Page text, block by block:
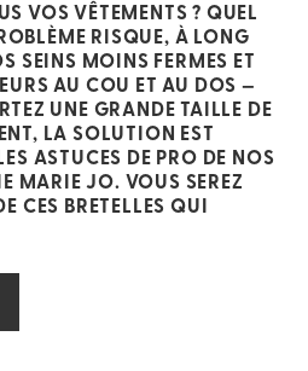
VOS VÊTEMENTS ? QUEL
RISQUE, À LONG
SEINS MOINS FERMES ET
AU COU ET AU DOS —
UNE GRANDE TAILLE DE
LA SOLUTION EST
ASTUCES DE PRO DE NOS
MARIE JO. VOUS SEREZ
CES BRETELLES QUI